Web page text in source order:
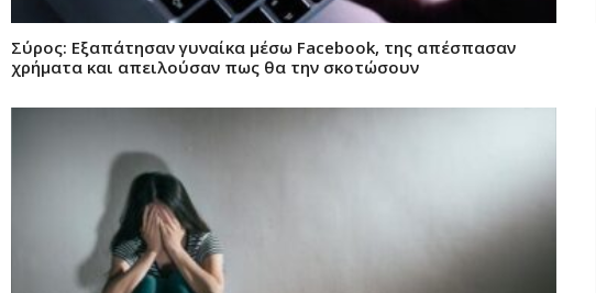
Σύρος: Εξαπάτησαν γυναίκα μέσω Facebook, της απέσπασαν
χρήματα και απειλούσαν πως θα την σκοτώσουν